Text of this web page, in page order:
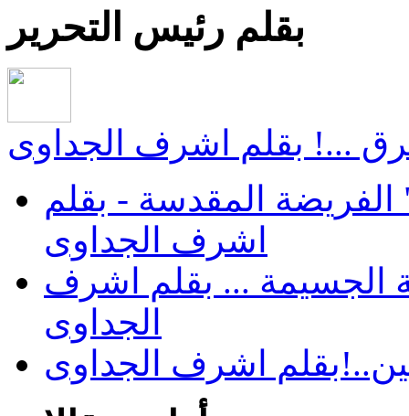
بقلم رئيس التحرير
...! بقلم اشرف الجداوى
المقدسة - بقلم
اشرف الجداوى
الجسيمة ... بقلم اشرف
الجداوى
اشرف الجداوى